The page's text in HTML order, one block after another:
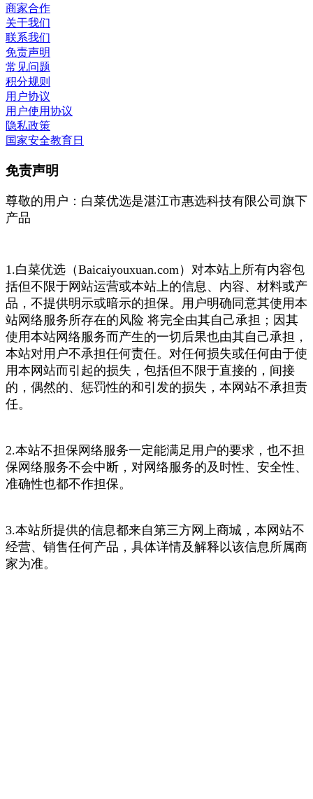
商家合作
关于我们
联系我们
免责声明
常见问题
积分规则
用户协议
用户使用协议
隐私政策
国家安全教育日
免责声明
尊敬的用户：白菜优选是湛江市惠选科技有限公司旗下
产品
1.白菜优选（Baicaiyouxuan.com）对本站上所有内容包
括但不限于网站运营或本站上的信息、内容、材料或产
品，不提供明示或暗示的担保。用户明确同意其使用本
站网络服务所存在的风险 将完全由其自己承担；因其
使用本站网络服务而产生的一切后果也由其自己承担，
本站对用户不承担任何责任。对任何损失或任何由于使
用本网站而引起的损失，包括但不限于直接的，间接
的，偶然的、惩罚性的和引发的损失，本网站不承担责
任。
2.本站不担保网络服务一定能满足用户的要求，也不担
保网络服务不会中断，对网络服务的及时性、安全性、
准确性也都不作担保。
3.本站所提供的信息都来自第三方网上商城，本网站不
经营、销售任何产品，具体详情及解释以该信息所属商
家为准。